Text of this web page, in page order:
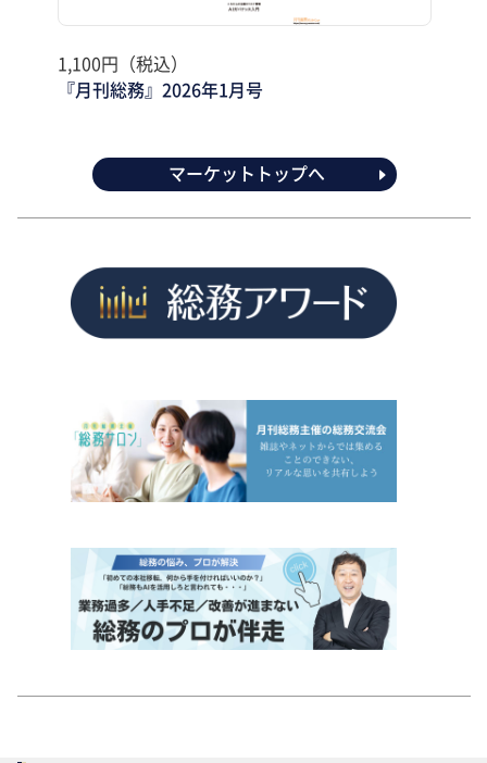
1,100円（税込）
『月刊総務』2026年1月号
マーケットトップへ